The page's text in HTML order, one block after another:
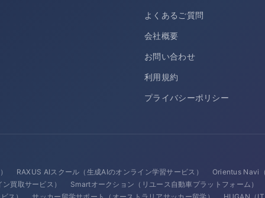
よくあるご質問
会社概要
お問い合わせ
利用規約
プライバシーポリシー
RAXUS AIスクール（生成AIのオンライン学習サービス） Orientus Navi
買取サービス） Smartオークション（リユース自動車プラットフォーム）